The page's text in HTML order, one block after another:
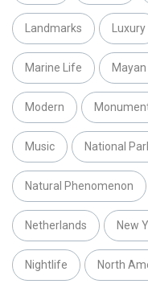
Landmarks Luxury
Marine Life
Modern
Music National
Natural Phenomenon
Netherlands New
Nightlife North